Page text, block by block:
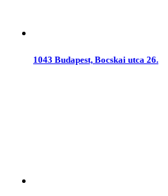
1043 Budapest, Bocskai utca 26.